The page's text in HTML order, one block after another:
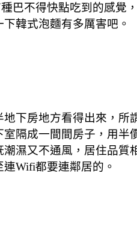
巴不得快點吃到的感覺
韓式泡麵有多厲害吧。
下房地方看得出來，
隔成一間間房子，用
濕又不通風，居住品
Wifi都要連鄰居的。